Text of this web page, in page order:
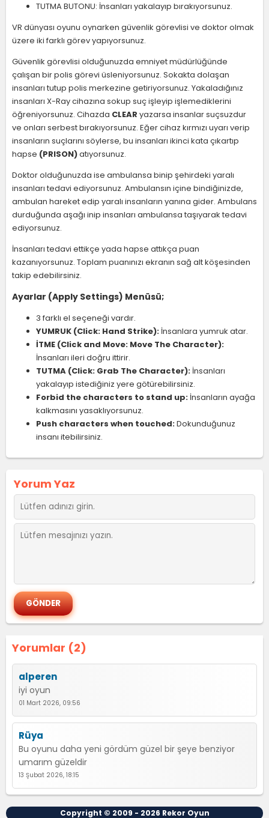
TUTMA BUTONU: İnsanları yakalayıp bırakıyorsunuz.
VR dünyası oyunu oynarken güvenlik görevlisi ve doktor olmak
üzere iki farklı görev yapıyorsunuz.
Güvenlik görevlisi olduğunuzda emniyet müdürlüğünde
çalışan bir polis görevi üsleniyorsunuz. Sokakta dolaşan
insanları tutup polis merkezine getiriyorsunuz. Yakaladığınız
insanları X-Ray cihazına sokup suç işleyip işlemediklerini
öğreniyorsunuz. Cihazda CLEAR yazarsa insanlar suçsuzdur
ve onları serbest bırakıyorsunuz. Eğer cihaz kırmızı uyarı verip
insanların suçlarını söylerse, bu insanları ikinci kata çıkartıp
hapse (PRISON)atıyorsunuz.
Doktor olduğunuzda ise ambulansa binip şehirdeki yaralı
insanları tedavi ediyorsunuz. Ambulansın içine bindiğinizde,
ambulan hareket edip yaralı insanların yanına gider. Ambulans
durduğunda aşağı inip insanları ambulansa taşıyarak tedavi
ediyorsunuz.
İnsanları tedavi ettikçe yada hapse attıkça puan
kazanıyorsunuz. Toplam puanınızı ekranın sağ alt köşesinden
takip edebilirsiniz.
Ayarlar (Apply Settings) Menüsü;
3 farklı el seçeneği vardır.
YUMRUK (Click: Hand Strike): İnsanlara yumruk atar.
İTME (Click and Move: Move The Character):
İnsanları ileri doğru ittirir.
TUTMA (Click: Grab The Character): İnsanları
yakalayıp istediğiniz yere götürebilirsiniz.
Forbid the characters to stand up: İnsanların ayağa
kalkmasını yasaklıyorsunuz.
Push characters when touched:Dokunduğunuz
insanı itebilirsiniz.
Yorumlar (2)
alperen
iyi oyun
01 Mart 2026, 09:56
Rüya
Bu oyunu daha yeni gördüm güzel bir şeye benziyor
umarım güzeldir
13 Şubat 2026, 18:15
Yorum Yaz
Copyright © 2009 - 2026 Rekor Oyun